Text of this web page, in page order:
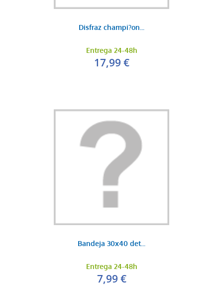
Disfraz champi?on...
Entrega 24-48h
17,99 €
Bandeja 30x40 det...
Entrega 24-48h
7,99 €